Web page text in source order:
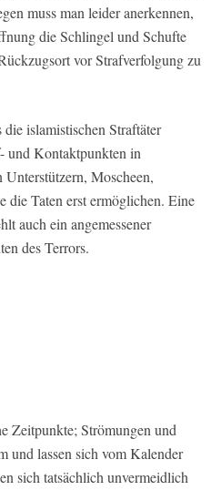
muss man leider anerkennen,
die Schlingel und Schufte
vor Strafverfolgung zu
islamistischen Straftäter
und Kontaktpunkten in
Moscheen,
die Taten erst ermöglichen. Eine
auch ein angemessener
des Terrors.
Zeitpunkte; Strömungen und
und lassen sich vom Kalender
sich tatsächlich unvermeidlich